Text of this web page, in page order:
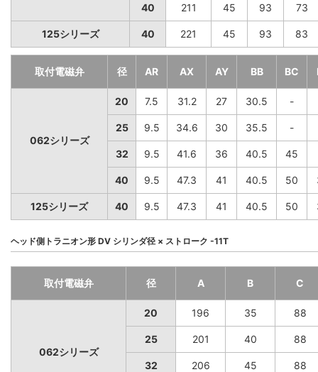
40 211 45 93 73
125シリーズ 40 221 45 93 83
取付電磁弁 径 AR AX AY BB BC
062シリーズ
20 7.5 31.2 27 30.5 -
25 9.5 34.6 30 35.5 -
32 9.5 41.6 36 40.5 45
40 9.5 47.3 41 40.5 50
125シリーズ 40 9.5 47.3 41 40.5 50
ヘッド側トラニオン形 DV シリンダ径 × ストローク -11T
取付電磁弁 径 A B C
062シリーズ
20 196 35 88
25 201 40 88
32 206 45 88